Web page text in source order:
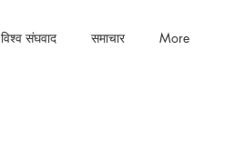
विश्व संघवाद समाचार More